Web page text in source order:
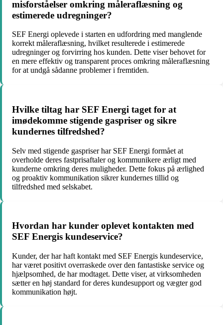
misforståelser omkring måleraflæsning og
estimerede udregninger?
SEF Energi oplevede i starten en udfordring med manglende
korrekt måleraflæsning, hvilket resulterede i estimerede
udregninger og forvirring hos kunden. Dette viser behovet for
en mere effektiv og transparent proces omkring måleraflæsning
for at undgå sådanne problemer i fremtiden.
Hvilke tiltag har SEF Energi taget for at
imødekomme stigende gaspriser og sikre
kundernes tilfredshed?
Selv med stigende gaspriser har SEF Energi formået at
overholde deres fastprisaftaler og kommunikere ærligt med
kunderne omkring deres muligheder. Dette fokus på ærlighed
og proaktiv kommunikation sikrer kundernes tillid og
tilfredshed med selskabet.
Hvordan har kunder oplevet kontakten med
SEF Energis kundeservice?
Kunder, der har haft kontakt med SEF Energis kundeservice,
har været positivt overraskede over den fantastiske service og
hjælpsomhed, de har modtaget. Dette viser, at virksomheden
sætter en høj standard for deres kundesupport og vægter god
kommunikation højt.